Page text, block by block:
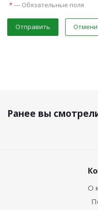
* — Обязательные поля
Отправить
Ранее вы
О